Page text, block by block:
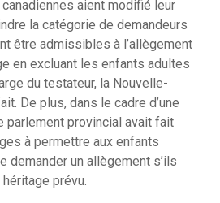
aient modifié leur
la catégorie de demandeurs
être admissibles à l’allègement
en excluant les enfants adultes
du testateur, la Nouvelle-
De plus, dans le cadre d’une
parlement provincial avait fait
à permettre aux enfants
demander un allègement s’ils
prévu.